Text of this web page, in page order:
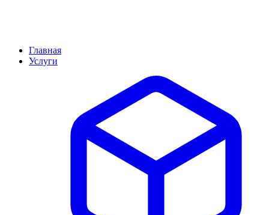
Главная
Услуги